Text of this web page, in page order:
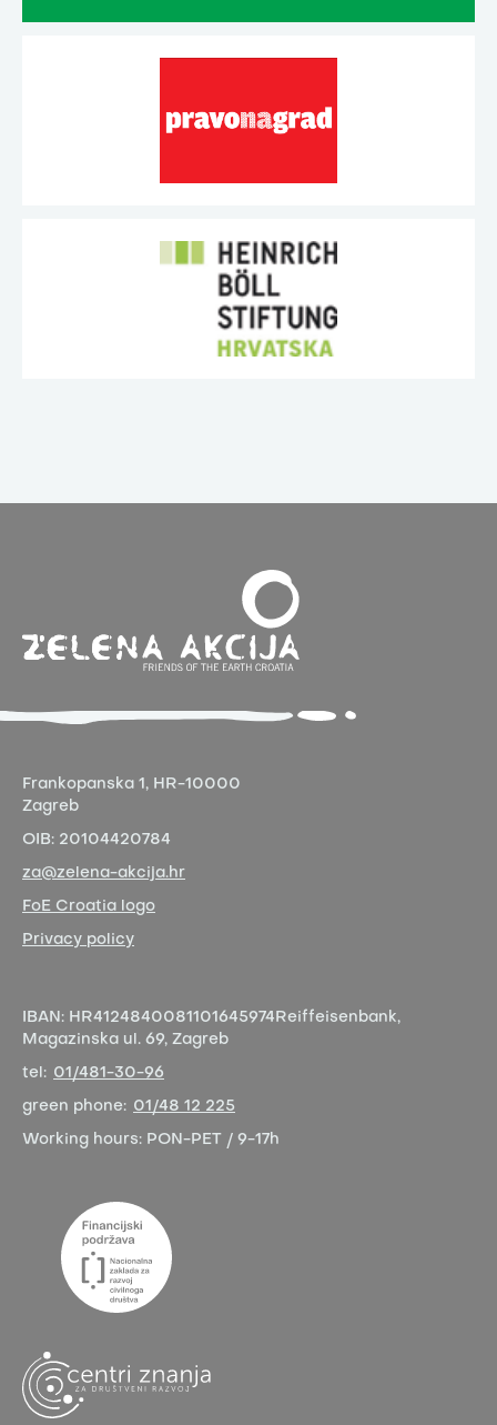
Frankopanska 1, HR-10000
Zagreb
OIB: 20104420784
za@zelena-akcija.hr
FoE Croatia logo
Privacy policy
IBAN: HR4124840081101645974 Reiffeisenbank,
Magazinska ul. 69, Zagreb
tel: 01/481-30-96
green phone: 01/48 12 225
Working hours: PON-PET / 9-17h